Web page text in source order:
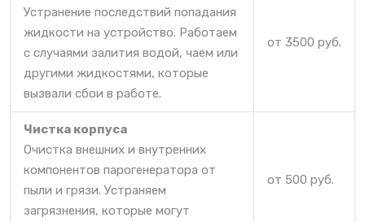
Устранение последствий попадания
жидкости на устройство. Работаем
с случаями залития водой, чаем или
другими жидкостями, которые
вызвали сбои в работе.
от 3500 руб.
Чистка корпуса
Очистка внешних и внутренних
компонентов парогенератора от
пыли и грязи. Устраняем
загрязнения, которые могут
от 500 руб.